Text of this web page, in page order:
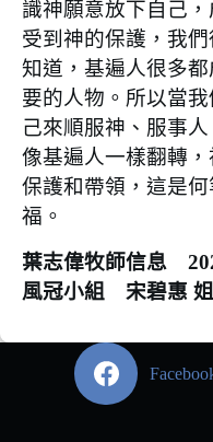
識神願意放下自己
受到神的保護，我
知道，基遍人很多
要的人物。所以當
己來順服神、服事
像基遍人一樣翻轉
保護和帶領，這是
福。
葉志偉牧師信息
風冠小組 宋碧惠